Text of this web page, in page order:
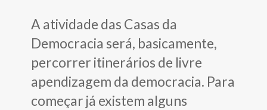
A atividade das Casas da
Democracia será, basicamente,
percorrer itinerários de livre
apendizagem da democracia. Para
começar já existem alguns